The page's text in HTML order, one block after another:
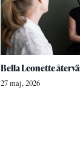
Bella Leonette
27 maj, 2026